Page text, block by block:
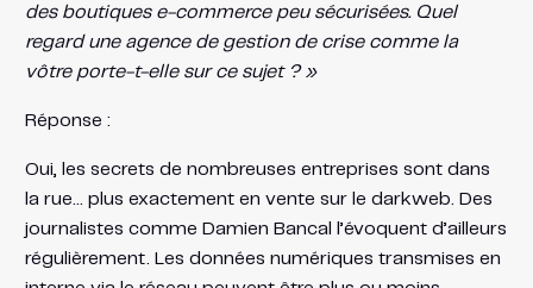
des boutiques e-commerce peu sécurisées. Quel
regard une agence de gestion de crise comme la
vôtre porte-t-elle sur ce sujet ? »
Réponse :
Oui, les secrets de nombreuses entreprises sont dans
la rue… plus exactement en vente sur le darkweb. Des
journalistes comme Damien Bancal l’évoquent d’ailleurs
régulièrement. Les données numériques transmises en